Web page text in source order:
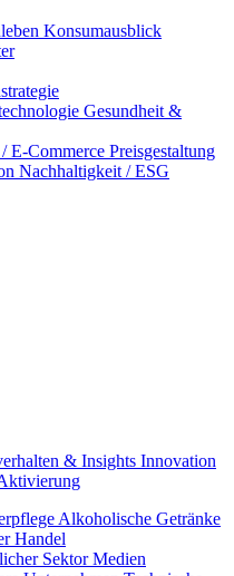
Konsumausblick
Gesundheit &
E‑Commerce Preisgestaltung
Nachhaltigkeit / ESG
& Insights Innovation
Alkoholische Getränke
Handel
Sektor Medien